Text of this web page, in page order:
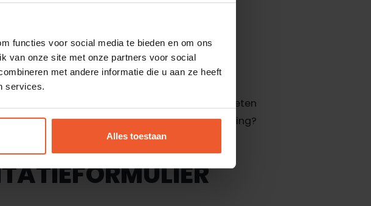
functies voor social media te bieden en om ons
van onze site met onze partners voor social
met andere informatie die u aan ze heeft
services.
Alles toestaan
GEWEKT?
formulier in voor je sollicitatie. Wil je meer weten
over de functie Medewerker Vochtbestrijding?
op
06 – 27 52 98 85.